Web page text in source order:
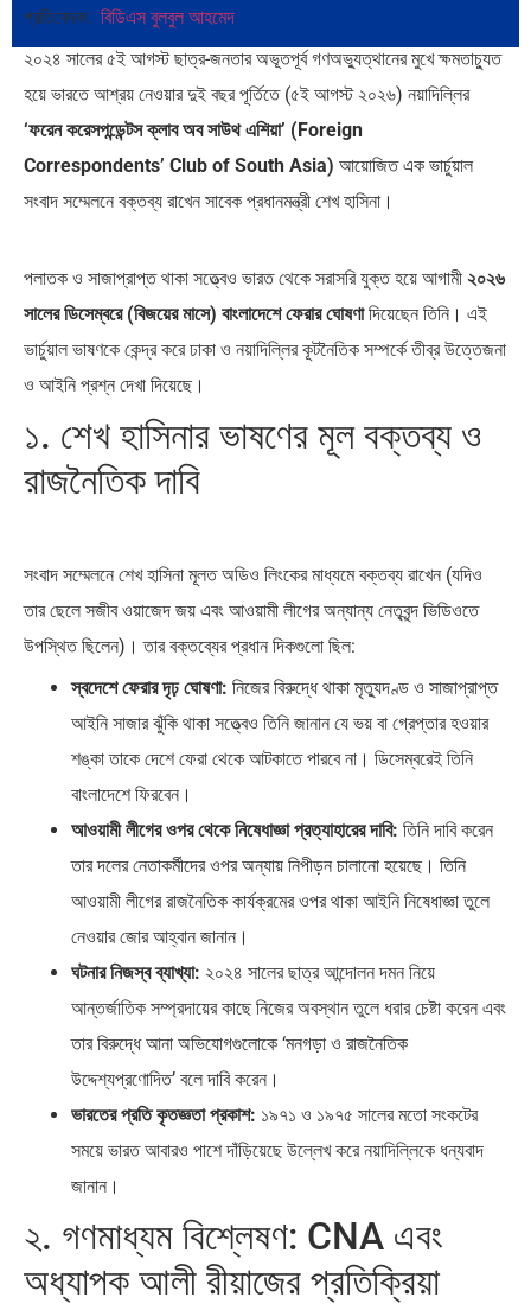
পূর্ব ইউরোপ বনাম তুরস্ক: শত…
এশিয়ান সেঞ্চুরির দ্বৈরথ: চীন-ভারতের
পাকিস্তান, চীন ও বাংলাদেশ: তিন…
প্রতিবেদক: বিডিএস বুলবুল আহমেদ
২০২৪ সালের ৫ই আগস্ট ছাত্র-জনতার অভূতপূর্ব গণঅভ্যুত্থানের মুখে ক্ষমতাচ্যুত
হয়ে ভারতে আশ্রয় নেওয়ার দুই বছর পূর্তিতে (৫ই আগস্ট ২০২৬) নয়াদিল্লির
‘ফরেন করেসপন্ডেন্টস ক্লাব অব সাউথ এশিয়া’ (Foreign
Correspondents’ Club of South Asia) আয়োজিত এক ভার্চুয়াল
সংবাদ সম্মেলনে বক্তব্য রাখেন সাবেক প্রধানমন্ত্রী শেখ হাসিনা।
পলাতক ও সাজাপ্রাপ্ত থাকা সত্ত্বেও ভারত থেকে সরাসরি যুক্ত হয়ে আগামী ২০২৬
সালের ডিসেম্বরে (বিজয়ের মাসে) বাংলাদেশে ফেরার ঘোষণাদিয়েছেন তিনি। এই
ভার্চুয়াল ভাষণকে কেন্দ্র করে ঢাকা ও নয়াদিল্লির কূটনৈতিক সম্পর্কে তীব্র উত্তেজনা
ও আইনি প্রশ্ন দেখা দিয়েছে।
১. শেখ হাসিনার ভাষণের মূল বক্তব্য ও
রাজনৈতিক দাবি
সংবাদ সম্মেলনে শেখ হাসিনা মূলত অডিও লিংকের মাধ্যমে বক্তব্য রাখেন (যদিও
তার ছেলে সজীব ওয়াজেদ জয় এবং আওয়ামী লীগের অন্যান্য নেতৃবৃন্দ ভিডিওতে
উপস্থিত ছিলেন)। তার বক্তব্যের প্রধান দিকগুলো ছিল:
স্বদেশে ফেরার দৃঢ় ঘোষণা: নিজের বিরুদ্ধে থাকা মৃত্যুদণ্ড ও সাজাপ্রাপ্ত
আইনি সাজার ঝুঁকি থাকা সত্ত্বেও তিনি জানান যে ভয় বা গ্রেপ্তার হওয়ার
শঙ্কা তাকে দেশে ফেরা থেকে আটকাতে পারবে না। ডিসেম্বরেই তিনি
বাংলাদেশে ফিরবেন।
আওয়ামী লীগের ওপর থেকে নিষেধাজ্ঞা প্রত্যাহারের দাবি: তিনি দাবি করেন
তার দলের নেতাকর্মীদের ওপর অন্যায় নিপীড়ন চালানো হয়েছে। তিনি
আওয়ামী লীগের রাজনৈতিক কার্যক্রমের ওপর থাকা আইনি নিষেধাজ্ঞা তুলে
নেওয়ার জোর আহ্বান জানান।
ঘটনার নিজস্ব ব্যাখ্যা: ২০২৪ সালের ছাত্র আন্দোলন দমন নিয়ে
আন্তর্জাতিক সম্প্রদায়ের কাছে নিজের অবস্থান তুলে ধরার চেষ্টা করেন এবং
তার বিরুদ্ধে আনা অভিযোগগুলোকে ‘মনগড়া ও রাজনৈতিক
উদ্দেশ্যপ্রণোদিত’ বলে দাবি করেন।
ভারতের প্রতি কৃতজ্ঞতা প্রকাশ: ১৯৭১ ও ১৯৭৫ সালের মতো সংকটের
সময়ে ভারত আবারও পাশে দাঁড়িয়েছে উল্লেখ করে নয়াদিল্লিকে ধন্যবাদ
জানান।
২. গণমাধ্যম বিশ্লেষণ: CNA এবং
অধ্যাপক আলী রীয়াজের প্রতিক্রিয়া